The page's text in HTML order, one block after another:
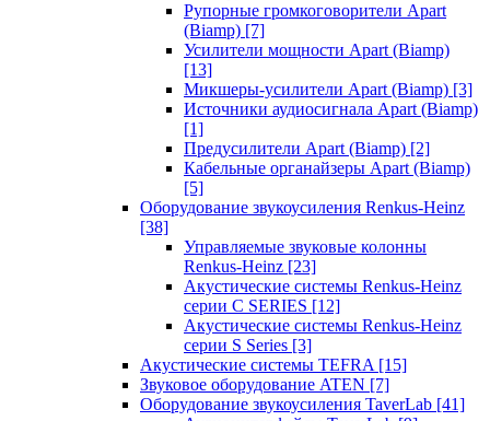
Рупорные громкоговорители Apart
(Biamp) [7]
Усилители мощности Apart (Biamp)
[13]
Микшеры-усилители Apart (Biamp) [3]
Источники аудиосигнала Apart (Biamp)
[1]
Предусилители Apart (Biamp) [2]
Кабельные органайзеры Apart (Biamp)
[5]
Оборудование звукоусиления Renkus-Heinz
[38]
Управляемые звуковые колонны
Renkus-Heinz [23]
Акустические системы Renkus-Heinz
серии C SERIES [12]
Акустические системы Renkus-Heinz
серии S Series [3]
Акустические системы TEFRA [15]
Звуковое оборудование ATEN [7]
Оборудование звукоусиления TaverLab [41]